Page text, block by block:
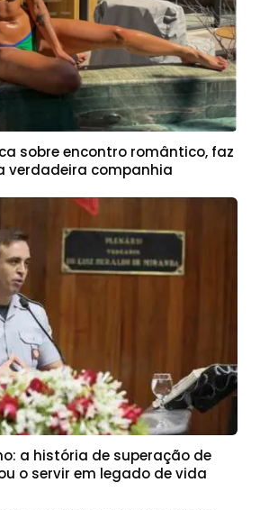
sobre encontro romântico, faz
verdadeira companhia
a história de superação de
o servir em legado de vida